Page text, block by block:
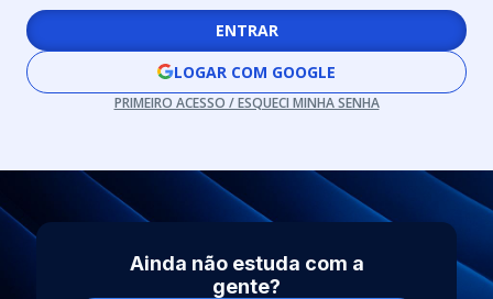
ENTRAR
LOGAR COM GOOGLE
PRIMEIRO ACESSO / ESQUECI MINHA SENHA
Ainda não estuda com a
gente?